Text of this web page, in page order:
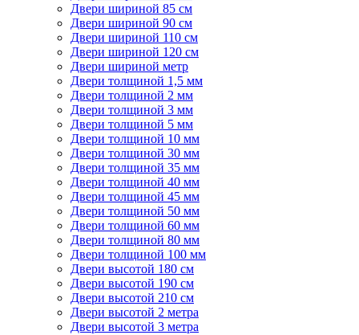
Двери шириной 85 см
Двери шириной 90 см
Двери шириной 110 см
Двери шириной 120 см
Двери шириной метр
Двери толщиной 1,5 мм
Двери толщиной 2 мм
Двери толщиной 3 мм
Двери толщиной 5 мм
Двери толщиной 10 мм
Двери толщиной 30 мм
Двери толщиной 35 мм
Двери толщиной 40 мм
Двери толщиной 45 мм
Двери толщиной 50 мм
Двери толщиной 60 мм
Двери толщиной 80 мм
Двери толщиной 100 мм
Двери высотой 180 см
Двери высотой 190 см
Двери высотой 210 см
Двери высотой 2 метра
Двери высотой 3 метра